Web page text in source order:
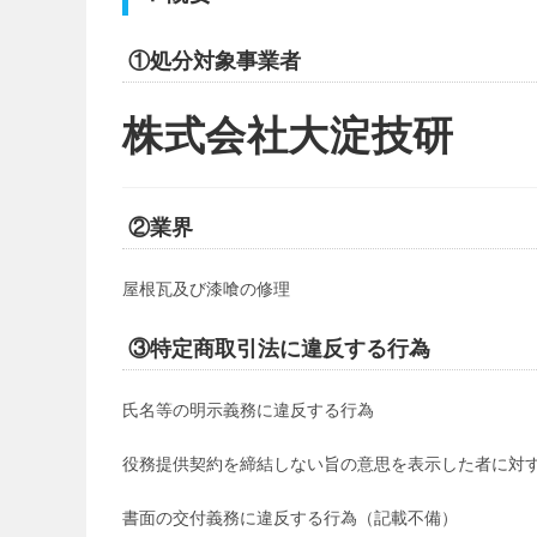
①処分対象事業者
株式会社大淀技研
②業界
屋根瓦及び漆喰の修理
③特定商取引法に違反する行為
氏名等の明示義務に違反する行為
役務提供契約を締結しない旨の意思を表示した者に対
書面の交付義務に違反する行為（記載不備）